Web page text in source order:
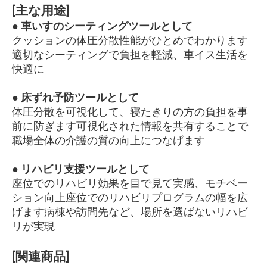
[主な用途]
● 車いすのシーティングツールとして
クッションの体圧分散性能がひとめでわかります
適切なシーティングで負担を軽減、車イス生活を
快適に
● 床ずれ予防ツールとして
体圧分散を可視化して、寝たきりの方の負担を事
前に防ぎます可視化された情報を共有することで
職場全体の介護の質の向上につなげます
● リハビリ支援ツールとして
座位でのリハビリ効果を目で見て実感、モチベー
ション向上座位でのリハビリプログラムの幅を広
げます病棟や訪問先など、場所を選ばないリハビ
リが実現
[関連商品]